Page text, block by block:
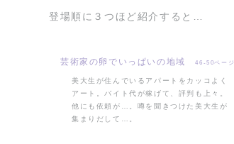
登場順に３つほど紹介すると…
芸術家の卵でいっぱいの地域46-50ページ
美大生が住んでいるアパートをカッコよく
アート。バイト代が稼げて、評判も上々。
他にも依頼が…。噂を聞きつけた美大生が
集まりだして…。